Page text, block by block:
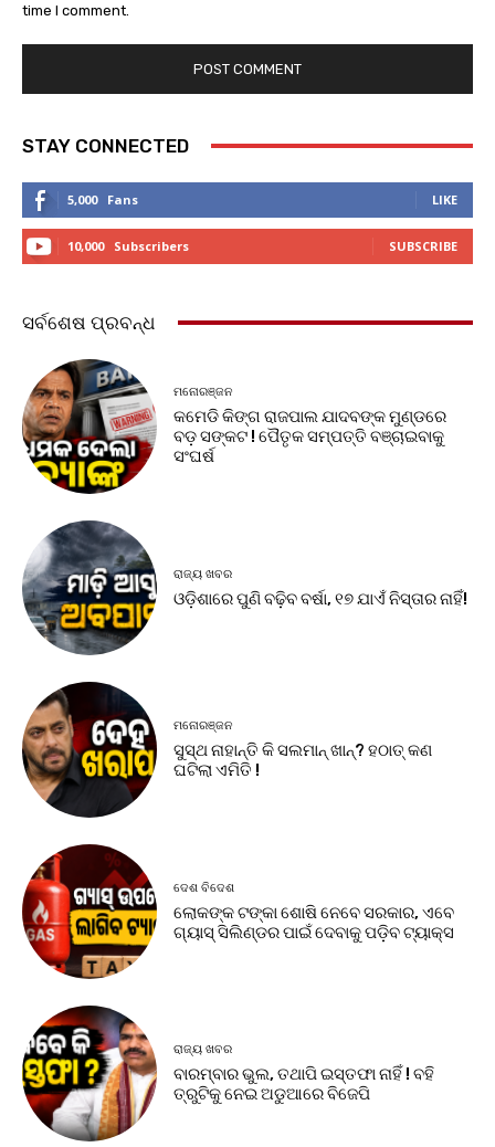
time I comment.
STAY CONNECTED
5,000 Fans LIKE
10,000 Subscribers SUBSCRIBE
ସର୍ବଶେଷ ପ୍ରବନ୍ଧ
ମନୋରଞ୍ଜନ
କମେଡି କିଙ୍ଗ ରାଜପାଲ ଯାଦବଙ୍କ ମୁଣ୍ଡରେ
ବଡ଼ ସଙ୍କଟ ! ପୈତୃକ ସମ୍ପତ୍ତି ବଞ୍ଚାଇବାକୁ
ସଂଘର୍ଷ
ରାଜ୍ୟ ଖବର
ଓଡ଼ିଶାରେ ପୁଣି ବଢ଼ିବ ବର୍ଷା, ୧୭ ଯାଏଁ ନିସ୍ତାର ନାହିଁ!
ମନୋରଞ୍ଜନ
ସୁସ୍ଥ ନାହାନ୍ତି କି ସଲମାନ୍ ଖାନ୍? ହଠାତ୍ କଣ
ଘଟିଲା ଏମିତି !
ଦେଶ ବିଦେଶ
ଲୋକଙ୍କ ଟଙ୍କା ଶୋଷି ନେବେ ସରକାର, ଏବେ
ଗ୍ୟାସ୍ ସିଲିଣ୍ଡର ପାଇଁ ଦେବାକୁ ପଡ଼ିବ ଟ୍ୟାକ୍ସ
ରାଜ୍ୟ ଖବର
ବାରମ୍ବାର ଭୁଲ, ତଥାପି ଇସ୍ତଫା ନାହିଁ ! ବହି
ତ୍ରୁଟିକୁ ନେଇ ଅଡୁଆରେ ବିଜେପି